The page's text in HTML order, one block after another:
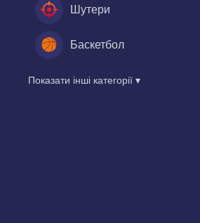
Шутери
Баскетбол
Показати інші категорії ▾